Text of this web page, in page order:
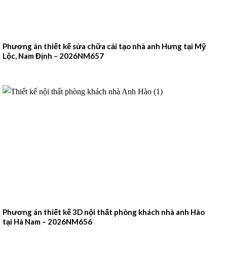
Phương án thiết kế sửa chữa cải tạo nhà anh Hưng tại Mỹ
Lộc, Nam Định – 2026NM657
Phương án thiết kế 3D nội thất phòng khách nhà anh Hào
tại Hà Nam – 2026NM656